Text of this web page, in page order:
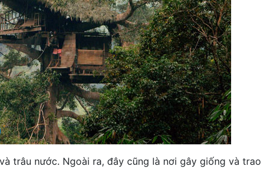
trâu nước. Ngoài ra, đây cũng là nơi gây giống và trao